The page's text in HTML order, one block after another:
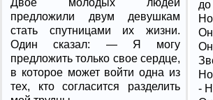
Двое молодых людей
предложили двум девушкам
стать спутницами их жизни.
Один сказал: — Я могу
предложить только свое сердце,
в которое может войти одна из
тех, кто согласится разделить
-